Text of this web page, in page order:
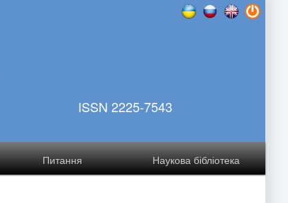
ISSN 2225-7543
Питання Наукова бібліотека